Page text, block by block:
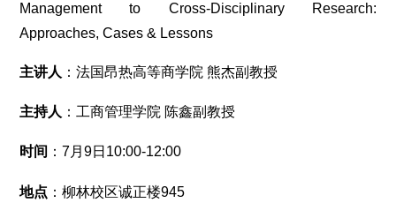
交流合作
百年校庆
Management to Cross-Disciplinary Research:
Approaches, Cases & Lessons
主讲人 ：法国昂热高等商学院 熊杰副教授
主持人 ：工商管理学院 陈鑫副教授
时间 ：7月9日10:00-12:00
地点 ：柳林校区诚正楼945